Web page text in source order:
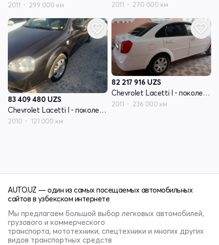
2011 299 000 км 2011 270 000 км
83 409 480 UZS
Chevrolet Lacetti I - поколение
2010 121 000 км
82 217 916 UZS
Chevrolet Lacetti I - поколение
2011 236 000 км
AUTO.UZ — один из самых посещаемых автомобильных
сайтов в узбекском интернете
Мы предлагаем большой выбор легковых автомобилей,
грузового и коммерческого
транспорта, мототехники, спецтехники и многих других
видов транспортных средств